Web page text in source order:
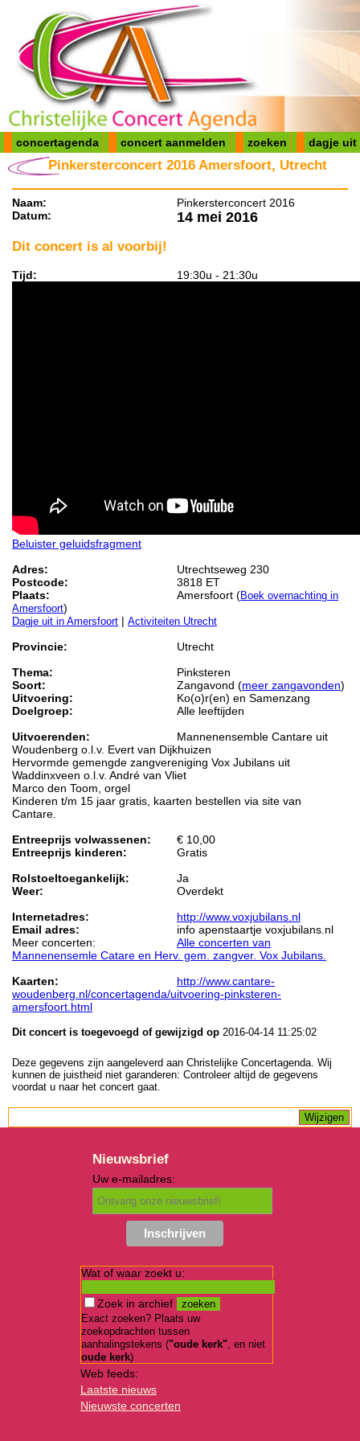
concertagenda concert aanmelden zoeken dagje uit
Pinkersterconcert 2016 Amersfoort, Utrecht
Naam:
Pinkersterconcert 2016
Datum:
14 mei 2016
Dit concert is al voorbij!
Tijd: 19:30u - 21:30u
Beluister geluidsfragment
Adres:
Utrechtseweg 230
Postcode:
3818 ET
Plaats:
Amersfoort (Boek overnachting in
Amersfoort)
Dagje uit in Amersfoort | Activiteiten Utrecht
Provincie:
Utrecht
Thema:
Pinksteren
Soort:
Zangavond (meer zangavonden)
Uitvoering:
Ko(o)r(en) en Samenzang
Doelgroep:
Alle leeftijden
Uitvoerenden:
Mannenensemble Cantare uit
Woudenberg o.l.v. Evert van Dijkhuizen
Hervormde gemengde zangvereniging Vox Jubilans uit
Waddinxveen o.l.v. André van Vliet
Marco den Toom, orgel
Kinderen t/m 15 jaar gratis, kaarten bestellen via site van
Cantare.
Entreeprijs volwassenen:
€ 10,00
Entreeprijs kinderen:
Gratis
Rolstoeltoegankelijk:
Ja
Weer:
Overdekt
Internetadres:
http://www.voxjubilans.nl
Email adres:
info apenstaartje voxjubilans.nl
Meer concerten:
Alle concerten van
Mannenensemle Catare en Herv. gem. zangver. Vox Jubilans.
Kaarten:
http://www.cantare-
woudenberg.nl/concertagenda/uitvoering-pinksteren-
amersfoort.html
Dit concert is toegevoegd of gewijzigd op 2016-04-14 11:25:02
Deze gegevens zijn aangeleverd aan Christelijke Concertagenda. Wij
kunnen de juistheid niet garanderen: Controleer altijd de gegevens
voordat u naar het concert gaat.
Nieuwsbrief
Uw e-mailadres:
Wat of waar zoekt u:
Zoek in archief
Exact zoeken? Plaats uw
zoekopdrachten tussen
aanhalingstekens ("oude kerk", en niet
oude kerk)
Web feeds:
Laatste nieuws
Nieuwste concerten